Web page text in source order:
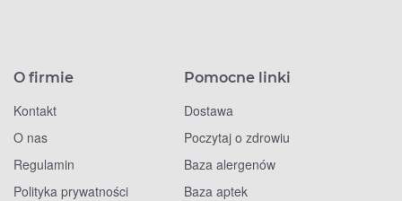
O firmie
Kontakt
O nas
Regulamin
Polityka prywatności
Pomocne linki
Dostawa
Poczytaj o zdrowiu
Baza alergenów
Baza aptek